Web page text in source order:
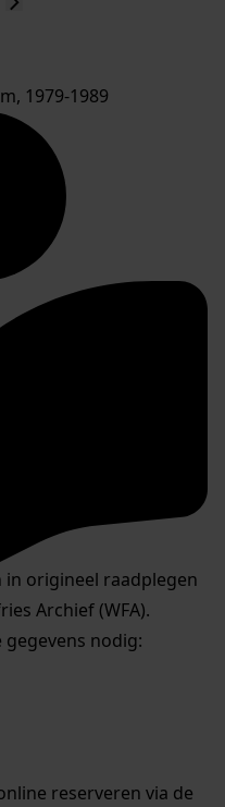
1979-1989
origineel raadplegen
Archief (WFA).
nodig:
reserveren via de